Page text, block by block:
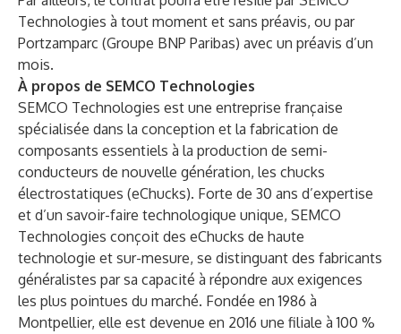
Technologies à tout moment et sans préavis, ou par
Portzamparc (Groupe BNP Paribas) avec un préavis d’un
mois.
À propos de SEMCO Technologies
SEMCO Technologies est une entreprise française
spécialisée dans la conception et la fabrication de
composants essentiels à la production de semi-
conducteurs de nouvelle génération, les chucks
électrostatiques (eChucks). Forte de 30 ans d’expertise
et d’un savoir-faire technologique unique, SEMCO
Technologies conçoit des eChucks de haute
technologie et sur-mesure, se distinguant des fabricants
généralistes par sa capacité à répondre aux exigences
les plus pointues du marché. Fondée en 1986 à
Montpellier, elle est devenue en 2016 une filiale à 100 %